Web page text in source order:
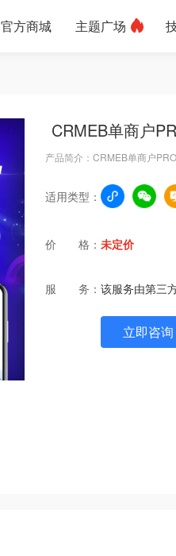
官方商城 主题广场
CRMEB单商户
产品简介：CRMEB单商户
适用类型：
价 格： 未定价
服 务： 该服务由第三
立即咨询